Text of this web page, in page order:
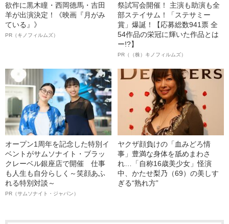
欲作に黒木瞳・西岡德馬・吉田
羊が出演決定！《映画『月がみ
ている』》
PR（キノフィルムズ）
祭試写会開催！ 主演も助演も全
部ステイサム！「ステサミー
賞」爆誕！【応募総数941票 全
54作品の栄冠に輝いた作品とは
ー!?】
PR（（株）キノフィルムズ）
オープン1周年を記念した特別イ
ベントがサムソナイト・ブラッ
クレーベル銀座店で開催 仕事
も人生も自分らしく～笑顔あふ
れる特別対談～
PR（サムソナイト・ジャパン）
ヤクザ顔負けの「血みどろ情
事」豊満な身体を舐めまわさ
れ…「自称16歳美少女」怪演
中、かたせ梨乃（69）の美しす
ぎる“熟れ方”